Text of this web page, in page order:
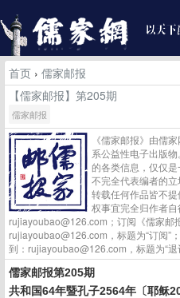
首页 › 儒家邮报
【儒家邮报】第205期
儒家邮报
《儒家邮报》由儒
系公益性电子出版
的各类信息，仅仅
不完全代表编者的立
转载任何作品皆不
权事宜完全归作者自
rujiayoubao@126.com；订阅《儒家邮
rujiayoubao@126.com，标题为“订阅”
到：rujiayoubao@126.com，标题为“退
儒家邮报第205期
共和国64年暨孔子2564年〔耶稣